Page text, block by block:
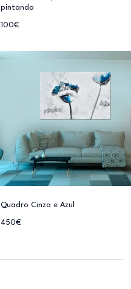
pintando
100€
Quadro Cinza e Azul
450€